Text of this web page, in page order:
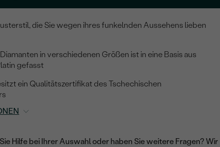
die Sie wegen ihres funkelnden Aussehens lieben
in verschiedenen Größen ist in eine Basis aus
gefasst
ein Qualitätszertifikat des Tschechischen
Hilfe bei Ihrer Auswahl oder haben Sie weitere Fragen? Wir